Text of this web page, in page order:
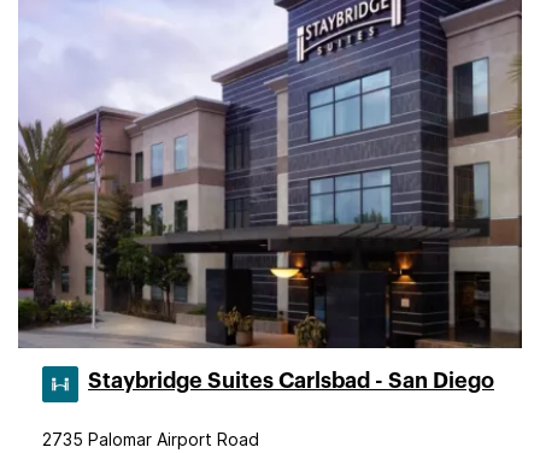
Staybridge Suites Carlsbad - San Diego
2735 Palomar Airport Road